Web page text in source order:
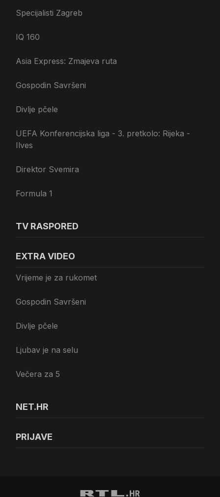
Specijalisti Zagreb
IQ 160
Asia Express: Zmajeva ruta
Gospodin Savršeni
Divlje pčele
UEFA Konferencijska liga - 3. pretkolo: Rijeka -
Ilves
Direktor Svemira
Formula 1
TV RASPORED
EXTRA VIDEO
Vrijeme je za rukomet
Gospodin Savršeni
Divlje pčele
Ljubav je na selu
Večera za 5
NET.HR
PRIJAVE